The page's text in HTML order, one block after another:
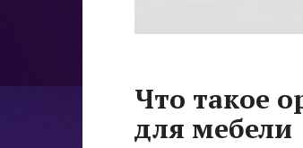
Что такое
для мебели